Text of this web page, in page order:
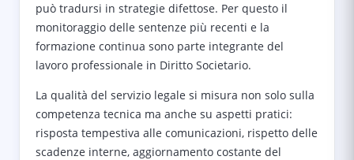
può tradursi in strategie difettose. Per questo il
monitoraggio delle sentenze più recenti e la
formazione continua sono parte integrante del
lavoro professionale in Diritto Societario.
La qualità del servizio legale si misura non solo sulla
competenza tecnica ma anche su aspetti pratici:
risposta tempestiva alle comunicazioni, rispetto delle
scadenze interne, aggiornamento costante del